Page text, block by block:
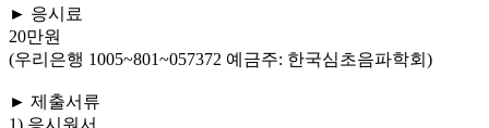
► 응시료
20만원
(우리은행 1005~801~057372 예금주: 한국심초음파학회)
► 제출서류
1) 응시원서